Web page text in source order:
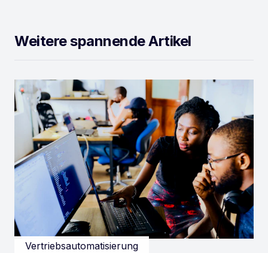
Weitere spannende Artikel
Vertriebsautomatisierung